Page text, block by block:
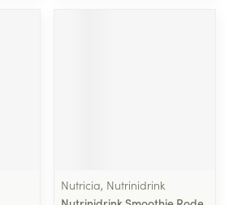
Nutricia, Nutrinidrink